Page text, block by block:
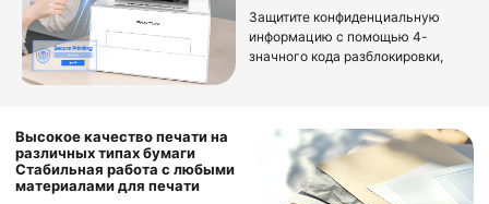
Защитите конфиденциальную
информацию с помощью 4-
значного кода разблокировки,
утечку информации.
Высокое качество печати на
различных типах бумаги
Стабильная работа с любыми
материалами для печати